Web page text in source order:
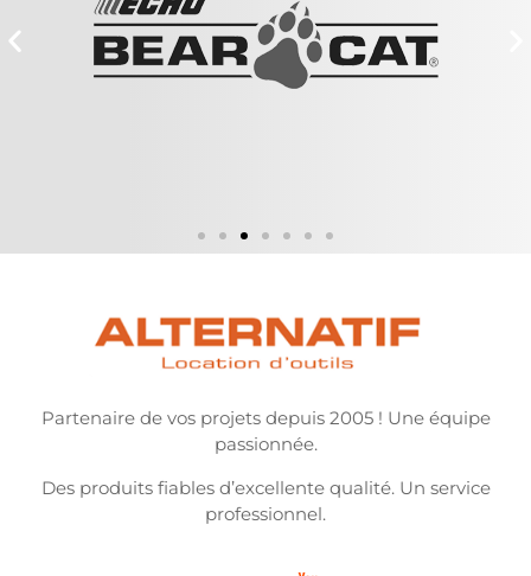
Partenaire de vos projets depuis 2005 ! Une équipe
passionnée.
Des produits fiables d’excellente qualité. Un service
professionnel.